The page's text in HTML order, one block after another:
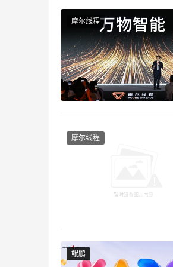
摩尔线程
摩尔线程
鲲鹏
鲲鹏